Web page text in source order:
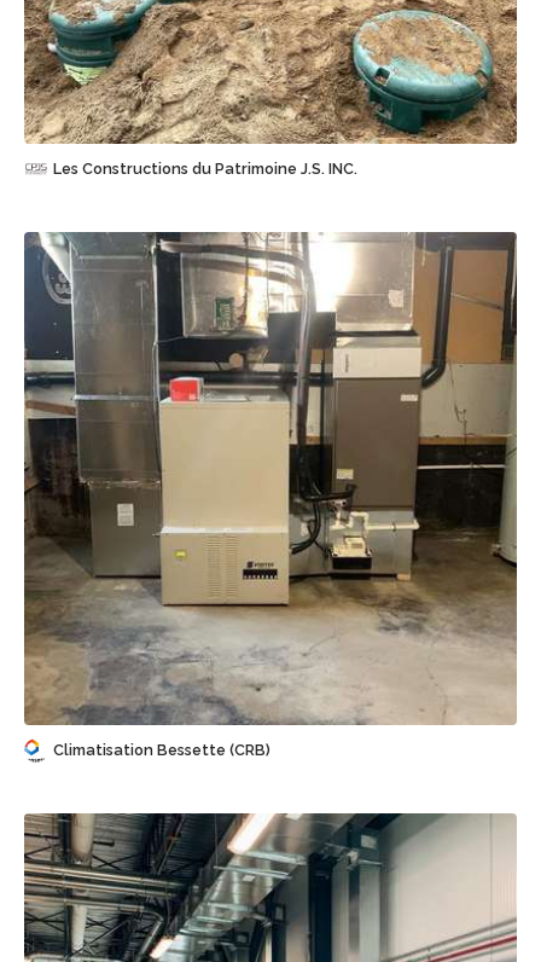
Sauvegarder
Les Constructions du Patrimoine J.S. INC.
Sauvegarder
Climatisation Bessette (CRB)